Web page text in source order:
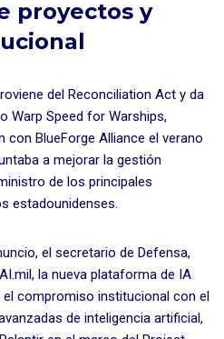
proyectos y
del Reconciliation Act y da
Warp Speed for Warships,
BlueForge Alliance el verano
a mejorar la gestión
de los principales
estadounidenses.
el secretario de Defensa,
la nueva plataforma de IA
compromiso institucional con el
de inteligencia artificial,